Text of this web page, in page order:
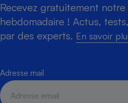
Recevez gratuitement
hebdomadaire ! Actus,
par des experts. En savoir
Adresse mail